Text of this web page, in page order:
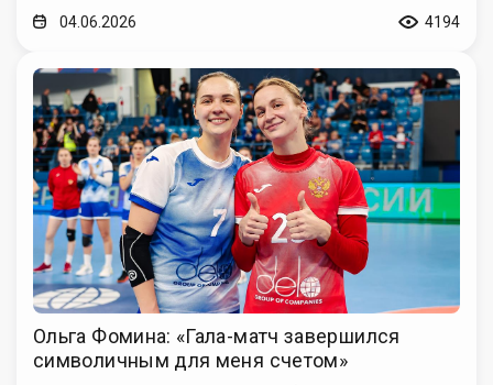
04.06.2026 4194
Ольга Фомина: «Гала-матч завершился
символичным для меня счетом»